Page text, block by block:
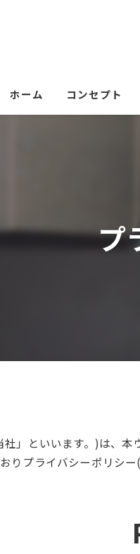
ホーム コンセプト
プ
」といいます。)は、
りプライバシーポリシ